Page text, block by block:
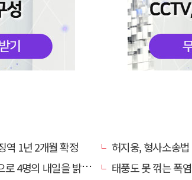
역 1년 2개월 확정
허지웅, 형사소송법 개정
4명의 내일을 밝혔다
태풍도 못 꺾는 폭